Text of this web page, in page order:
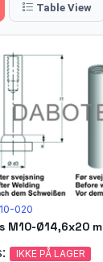
Table View
020
IKKE PÅ LAGER